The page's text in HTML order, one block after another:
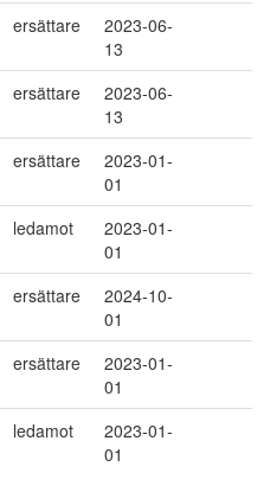
ersättare
2023-06-
13
ersättare
2023-06-
13
ersättare
2023-01-
01
ledamot
2023-01-
01
ersättare
2024-10-
01
ersättare
2023-01-
01
ledamot
2023-01-
01